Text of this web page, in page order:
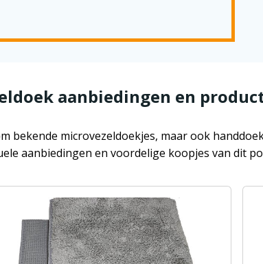
aanbiedingen en
bekende microvezeldoekjes, maar ook
aanbiedingen en voordelige koopjes van dit